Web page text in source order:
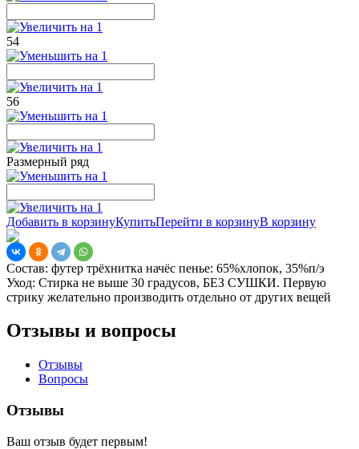
54
56
Размерный ряд
Добавить в корзинуКупитьПерейти в корзинуВ корзину
Состав: футер трёхнитка начёс пенье: 65%хлопок, 35%п/э
Уход: Стирка не выше 30 градусов, БЕЗ СУШКИ. Первую
стрику желательно производить отдельно от других вещей
Отзывы и вопросы
Отзывы
Вопросы
Отзывы
Ваш отзыв будет первым!